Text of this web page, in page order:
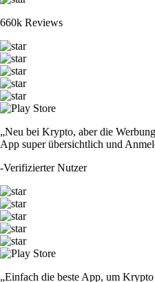
660k Reviews
„Neu bei Krypto, aber die
App super übersichtlich und
-Verifizierter Nutzer
„Einfach die beste App, um